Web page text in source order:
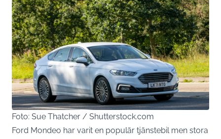
Foto: Sue Thatcher / Shutterstock.com
Ford Mondeo har varit en populär tjänstebil men stora